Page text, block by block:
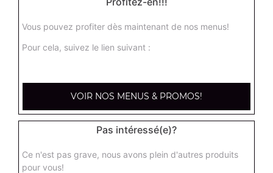
Nos Salades
+
Vous pouvez profiter dès maintenant de nos menus!
Pour cela, suivez le lien suivant :
VOIR NOS MENUS & PROMOS!
Pas intéressé(e)?
Ce n'est pas grave, nous avons plein d'autres produits
pour vous!